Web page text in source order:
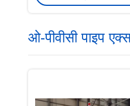
ओ-पीवीसी पाइप